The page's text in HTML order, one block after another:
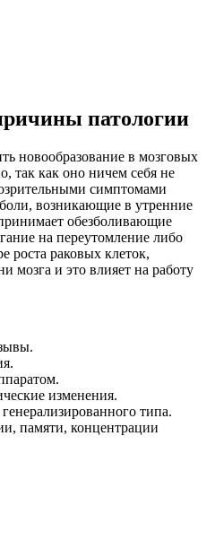
патологии
новообразование в мозговых
так как оно ничем себя не
симптомами
возникающие в утренние
обезболивающие
на переутомление либо
роста раковых клеток,
мозга и это влияет на работу
изменения.
типа.
памяти, концентрации